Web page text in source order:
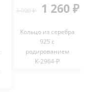
3 000 ₽ 1 260 ₽
Кольцо из серебра
925 с
родированием
К-2964-Р